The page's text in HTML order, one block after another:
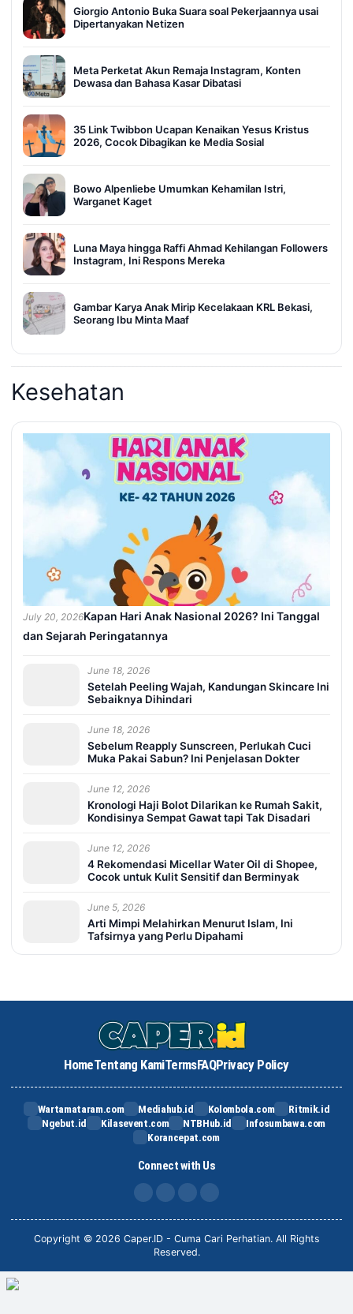
Giorgio Antonio Buka Suara soal Pekerjaannya usai
Dipertanyakan Netizen
Meta Perketat Akun Remaja Instagram, Konten
Dewasa dan Bahasa Kasar Dibatasi
35 Link Twibbon Ucapan Kenaikan Yesus Kristus
2026, Cocok Dibagikan ke Media Sosial
Bowo Alpenliebe Umumkan Kehamilan Istri,
Warganet Kaget
Luna Maya hingga Raffi Ahmad Kehilangan Followers
Instagram, Ini Respons Mereka
Gambar Karya Anak Mirip Kecelakaan KRL Bekasi,
Seorang Ibu Minta Maaf
Kesehatan
July 20, 2026Kapan Hari Anak Nasional 2026? Ini Tanggal
dan Sejarah Peringatannya
June 18, 2026
Setelah Peeling Wajah, Kandungan Skincare Ini
Sebaiknya Dihindari
June 18, 2026
Sebelum Reapply Sunscreen, Perlukah Cuci
Muka Pakai Sabun? Ini Penjelasan Dokter
June 12, 2026
Kronologi Haji Bolot Dilarikan ke Rumah Sakit,
Kondisinya Sempat Gawat tapi Tak Disadari
June 12, 2026
4 Rekomendasi Micellar Water Oil di Shopee,
Cocok untuk Kulit Sensitif dan Berminyak
June 5, 2026
Arti Mimpi Melahirkan Menurut Islam, Ini
Tafsirnya yang Perlu Dipahami
HomeTentang KamiTermsFAQPrivacy Policy
Wartamataram.com Mediahub.id Kolombola.com
Ritmik.id
Ngebut.id
Kilasevent.com NTBHub.id
Infosumbawa.com
Korancepat.com
Connect with Us
FB IG TikTok
Copyright © 2026 Caper.ID - Cuma Cari Perhatian. All Rights
Reserved.